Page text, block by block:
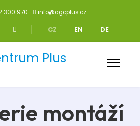
300 970 info@agcplus.cz
Zvolte jazyk
CZ EN DE
montáží